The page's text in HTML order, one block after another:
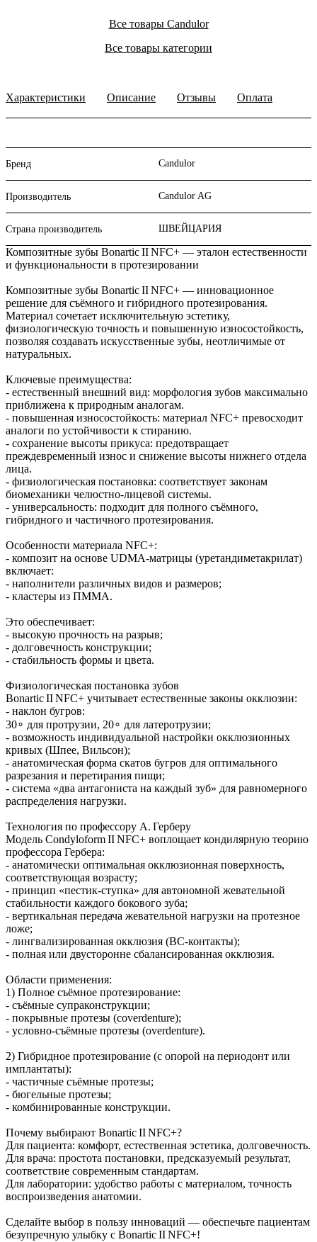
Все товары Candulor
Все товары категории
Характеристики Описание Отзывы Оплата
Бренд Candulor
Производитель Candulor AG
Страна производитель ШВЕЙЦАРИЯ
Композитные зубы Bonartic II NFC+ — эталон естественности
и функциональности в протезировании
Композитные зубы Bonartic II NFC+ — инновационное
решение для съёмного и гибридного протезирования.
Материал сочетает исключительную эстетику,
физиологическую точность и повышенную износостойкость,
позволяя создавать искусственные зубы, неотличимые от
натуральных.
Ключевые преимущества:
- естественный внешний вид: морфология зубов максимально
приближена к природным аналогам.
- повышенная износостойкость: материал NFC+ превосходит
аналоги по устойчивости к стиранию.
- сохранение высоты прикуса: предотвращает
преждевременный износ и снижение высоты нижнего отдела
лица.
- физиологическая постановка: соответствует законам
биомеханики челюстно‑лицевой системы.
- универсальность: подходит для полного съёмного,
гибридного и частичного протезирования.
Особенности материала NFC+:
- композит на основе UDMA‑матрицы (уретандиметакрилат)
включает:
- наполнители различных видов и размеров;
- кластеры из ПММА.
Это обеспечивает:
- высокую прочность на разрыв;
- долговечность конструкции;
- стабильность формы и цвета.
Физиологическая постановка зубов
Bonartic II NFC+ учитывает естественные законы окклюзии:
- наклон бугров:
30∘ для протрузии, 20∘ для латеротрузии;
- возможность индивидуальной настройки окклюзионных
кривых (Шпее, Вильсон);
- анатомическая форма скатов бугров для оптимального
разрезания и перетирания пищи;
- система «два антагониста на каждый зуб» для равномерного
распределения нагрузки.
Технология по профессору А. Герберу
Модель Condyloform II NFC+ воплощает кондилярную теорию
профессора Гербера:
- анатомически оптимальная окклюзионная поверхность,
соответствующая возрасту;
- принцип «пестик‑ступка» для автономной жевательной
стабильности каждого бокового зуба;
- вертикальная передача жевательной нагрузки на протезное
ложе;
- лингвализированная окклюзия (BC‑контакты);
- полная или двусторонне сбалансированная окклюзия.
Области применения:
1) Полное съёмное протезирование:
- съёмные супраконструкции;
- покрывные протезы (coverdenture);
- условно‑съёмные протезы (overdenture).
2) Гибридное протезирование (с опорой на периодонт или
имплантаты):
- частичные съёмные протезы;
- бюгельные протезы;
- комбинированные конструкции.
Почему выбирают Bonartic II NFC+?
Для пациента: комфорт, естественная эстетика, долговечность.
Для врача: простота постановки, предсказуемый результат,
соответствие современным стандартам.
Для лаборатории: удобство работы с материалом, точность
воспроизведения анатомии.
Сделайте выбор в пользу инноваций — обеспечьте пациентам
безупречную улыбку с Bonartic II NFC+!